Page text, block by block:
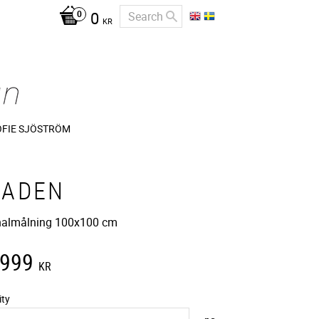
0 KR
SJÖSTRÖM
100x100 cm
KR